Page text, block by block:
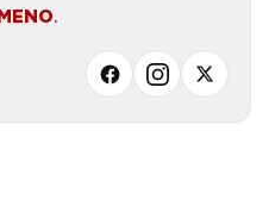
.